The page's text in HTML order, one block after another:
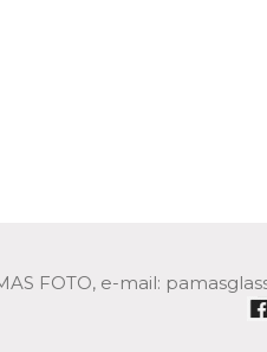
FOTO, e-mail: